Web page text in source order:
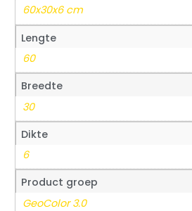
60x30x6 cm
Lengte
60
Breedte
30
Dikte
6
Product groep
GeoColor 3.0